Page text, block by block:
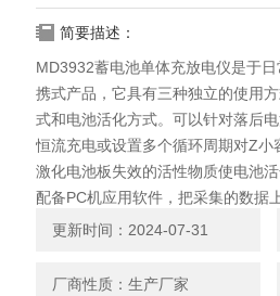
简要描述：
MD3932蓄电池单体充放电仪是于
携式产品，它具有三种独立的使用
式和电池活化方式。可以针对落后
恒流充电或设置多个循环周期对Z
激化电池板失效的活性物质使电池
配备PC机应用软件，把采集的数据
析。
更新时间：2024-07-31
厂商性质：生产厂家